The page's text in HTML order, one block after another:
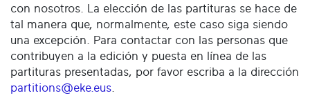
con nosotros. La elección de las partituras se hace de
tal manera que, normalmente, este caso siga siendo
una excepción. Para contactar con las personas que
contribuyen a la edición y puesta en línea de las
partituras presentadas, por favor escriba a la dirección
partitions@eke.eus